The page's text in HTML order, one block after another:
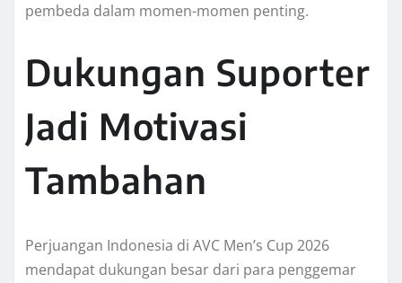
pembeda dalam momen-momen penting.
Dukungan Suporter
Jadi Motivasi
Tambahan
Perjuangan Indonesia di AVC Men’s Cup 2026
mendapat dukungan besar dari para penggemar